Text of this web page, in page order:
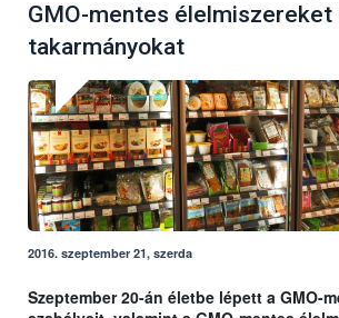
GMO-mentes élelmiszereket
takarmányokat
2016. szeptember 21, szerda
Szeptember 20-án életbe lépett a GMO-